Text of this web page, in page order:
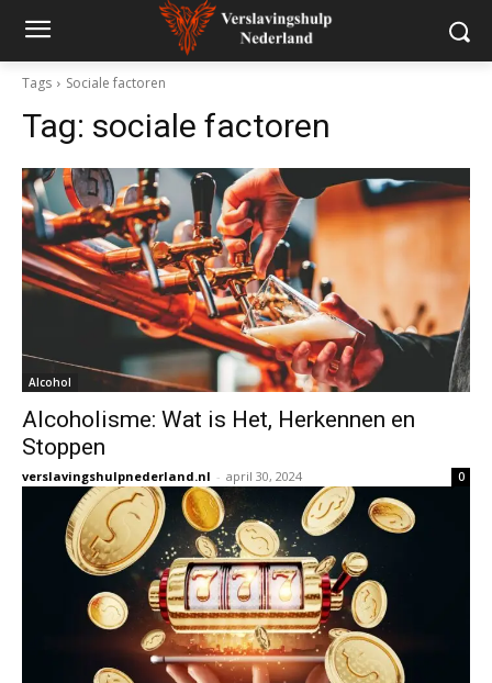
Tags Sociale factoren
Tag: sociale factoren
Alcohol
Alcoholisme: Wat is Het, Herkennen en
Stoppen
verslavingshulpnederland.nl - april 30, 2024 0